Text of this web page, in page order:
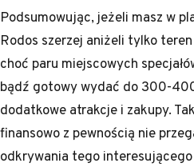
Podsumowując, jeżeli masz w
Rodos szerzej aniżeli tylko
choć paru miejscowych
bądź gotowy wydać do 300-
dodatkowe atrakcje i zakupy.
finansowo z pewnością nie
odkrywania tego